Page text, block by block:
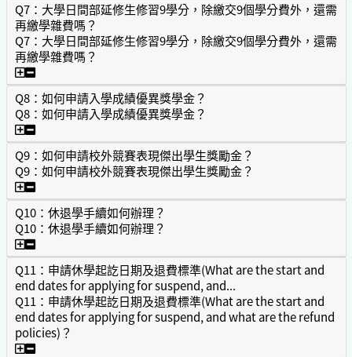
Q7：大學日間部延修生修習9學分，除繳交9個學分費外，還需
再繳學雜費嗎？
Q7：大學日間部延修生修習9學分，除繳交9個學分費外，還需
再繳學雜費嗎？
Q7：大學日間部延修生修習9學分，除繳交9個學分費外，還
Q8：如何申請入學成績優異獎學金？
Q8：如何申請入學成績優異獎學金？
Q8：如何申請入學成績優異獎學金？
Q9：如何申請校外競賽表現傑出學生獎勵金？
Q9：如何申請校外競賽表現傑出學生獎勵金？
Q9：如何申請校外競賽表現傑出學生獎勵金？
Q10：休退學手續如何辦理？
Q10：休退學手續如何辦理？
Q10：休退學手續如何辦理？
Q11：申請休學起訖日期及退費標準(What are the start and
end dates for applying for suspend, and...
Q11：申請休學起訖日期及退費標準(What are the start and
end dates for applying for suspend, and what are the refund
policies)？
Q11：申請休學起訖日期及退費標準(What are the start